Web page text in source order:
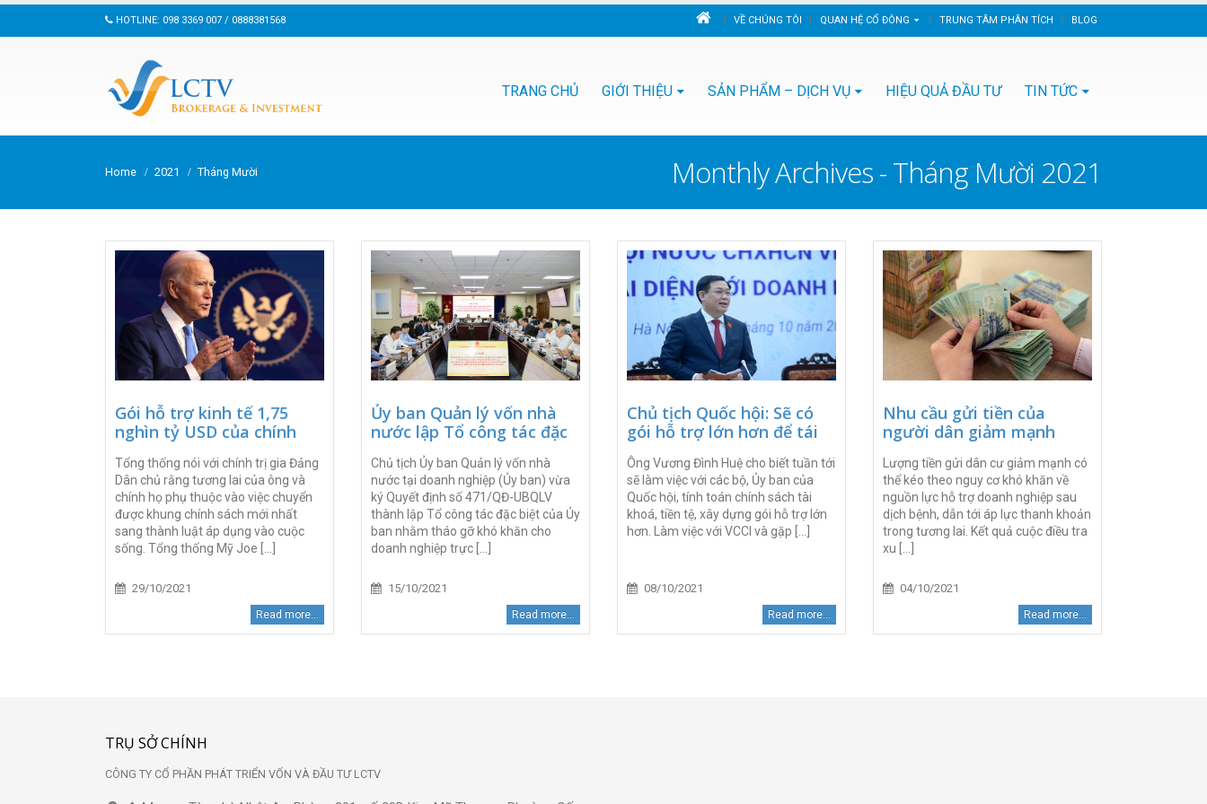
HOTLINE: 098 3369 007 / 0888381568 VỀ CHÚNG TÔI QUAN HỆ CỔ ĐÔNG TRUNG TÂM PHÂN TÍCH BLOG
TRANG CHỦ GIỚI THIỆU SẢN PHẨM – DỊCH VỤ HIỆU QUẢ ĐẦU TƯ TIN TỨC
Monthly Archives - Tháng Mười 2021
Home 2021 Tháng Mười
Gói hỗ trợ kinh tế 1,75
nghìn tỷ USD của chính
những nội dung gì?
Tổng thống nói với chính trị gia Đảng
Dân chủ rằng tương lai của ông và
chính họ phụ thuộc vào việc chuyển
được khung chính sách mới nhất
sang thành luật áp dụng vào cuộc
sống. Tổng thống Mỹ Joe [...]
29/10/2021
Read more...
Ủy ban Quản lý vốn nhà
nước lập Tổ công tác đặc
biệt tháo gỡ khó khăn cho
doanh nghiệp
Chủ tịch Ủy ban Quản lý vốn nhà
nước tại doanh nghiệp (Ủy ban) vừa
ký Quyết định số 471/QĐ-UBQLV
thành lập Tổ công tác đặc biệt của Ủy
ban nhằm tháo gỡ khó khăn cho
doanh nghiệp trực [...]
15/10/2021
Read more...
Chủ tịch Quốc hội: Sẽ có
gói hỗ trợ lớn hơn để tái
thiết kinh tế
Ông Vương Đình Huệ cho biết tuần tới
sẽ làm việc với các bộ, Ủy ban của
Quốc hội, tính toán chính sách tài
khoá, tiền tệ, xây dựng gói hỗ trợ lớn
hơn. Làm việc với VCCI và gặp [...]
08/10/2021
Read more...
Nhu cầu gửi tiền của
người dân giảm mạnh
Lượng tiền gửi dân cư giảm mạnh có
thể kéo theo nguy cơ khó khăn về
nguồn lực hỗ trợ doanh nghiệp sau
dịch bệnh, dẫn tới áp lực thanh khoản
trong tương lai. Kết quả cuộc điều tra
xu [...]
04/10/2021
Read more...
TRỤ SỞ CHÍNH
CÔNG TY CỔ PHẦN PHÁT TRIỂN VỐN VÀ ĐẦU TƯ LCTV